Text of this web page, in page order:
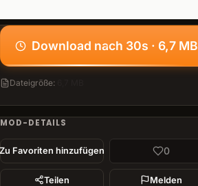
Download nach 30s · 6,7 MB
Dateigröße:
MOD-DETAILS
Zu Favoriten hinzufügen 0
Teilen Melden